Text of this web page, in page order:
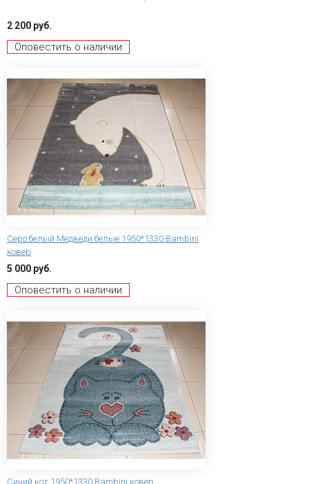
2 200 руб.
Оповестить о наличии
Серо белый Медведи белые 1950*1330 Bambini
ковер
5 000 руб.
Оповестить о наличии
Синий кот 1950*1330 Bambini ковер